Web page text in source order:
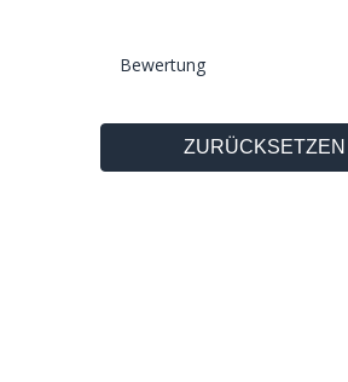
Bewertung
ZURÜCKSETZEN